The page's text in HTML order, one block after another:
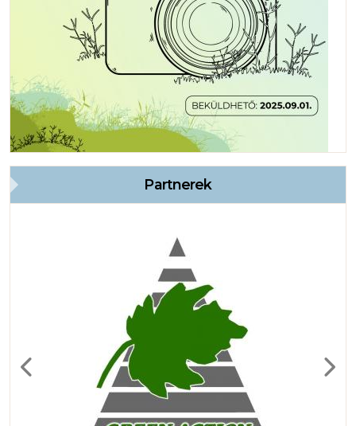
Partnerek
Previous Next